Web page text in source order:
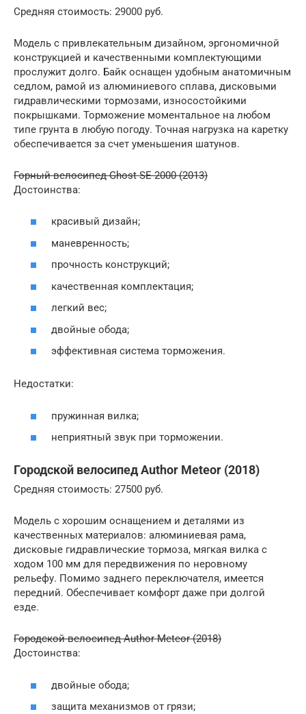
Средняя стоимость: 29000 руб.
Модель с привлекательным дизайном, эргономичной
конструкцией и качественными комплектующими
прослужит долго. Байк оснащен удобным анатомичным
седлом, рамой из алюминиевого сплава, дисковыми
гидравлическими тормозами, износостойкими
покрышками. Торможение моментальное на любом
типе грунта в любую погоду. Точная нагрузка на каретку
обеспечивается за счет уменьшения шатунов.
Горный велосипед Ghost SE 2000 (2013)
Достоинства:
красивый дизайн;
маневренность;
прочность конструкций;
качественная комплектация;
легкий вес;
двойные обода;
эффективная система торможения.
Недостатки:
пружинная вилка;
неприятный звук при торможении.
Городской велосипед Author Meteor (2018)
Средняя стоимость: 27500 руб.
Модель с хорошим оснащением и деталями из
качественных материалов: алюминиевая рама,
дисковые гидравлические тормоза, мягкая вилка с
ходом 100 мм для передвижения по неровному
рельефу. Помимо заднего переключателя, имеется
передний. Обеспечивает комфорт даже при долгой
езде.
Городской велосипед Author Meteor (2018)
Достоинства:
двойные обода;
защита механизмов от грязи;